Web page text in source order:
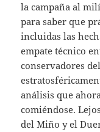
la campaña al
para saber que
incluidas las
empate técnico
conservadores
análisis que
comiéndose.
del Miño y el